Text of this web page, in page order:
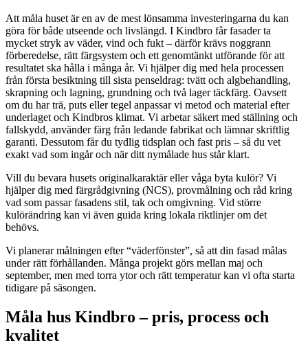
Att måla huset är en av de mest lönsamma investeringarna du kan
göra för både utseende och livslängd. I Kindbro får fasader ta
mycket stryk av väder, vind och fukt – därför krävs noggrann
förberedelse, rätt färgsystem och ett genomtänkt utförande för att
resultatet ska hålla i många år. Vi hjälper dig med hela processen
från första besiktning till sista penseldrag: tvätt och algbehandling,
skrapning och lagning, grundning och två lager täckfärg. Oavsett
om du har trä, puts eller tegel anpassar vi metod och material efter
underlaget och Kindbros klimat. Vi arbetar säkert med ställning och
fallskydd, använder färg från ledande fabrikat och lämnar skriftlig
garanti. Dessutom får du tydlig tidsplan och fast pris – så du vet
exakt vad som ingår och när ditt nymålade hus står klart.
Vill du bevara husets originalkaraktär eller våga byta kulör? Vi
hjälper dig med färgrådgivning (NCS), provmålning och råd kring
vad som passar fasadens stil, tak och omgivning. Vid större
kulörändring kan vi även guida kring lokala riktlinjer om det
behövs.
Vi planerar målningen efter “väderfönster”, så att din fasad målas
under rätt förhållanden. Många projekt görs mellan maj och
september, men med torra ytor och rätt temperatur kan vi ofta starta
tidigare på säsongen.
Måla hus Kindbro – pris, process och
kvalitet